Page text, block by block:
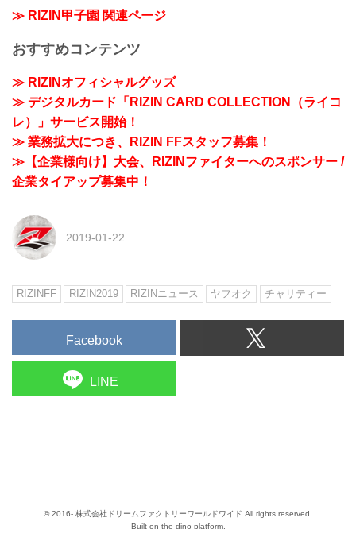
≫ RIZIN甲子園 関連ページ
おすすめコンテンツ
≫ RIZINオフィシャルグッズ
≫ デジタルカード「RIZIN CARD COLLECTION（ライコ
レ）」サービス開始！
≫ 業務拡大につき、RIZIN FFスタッフ募集！
≫【企業様向け】大会、RIZINファイターへのスポンサー /
企業タイアップ募集中！
2019-01-22
RIZINFF RIZIN2019 RIZINニュース ヤフオク チャリティー
Facebook
LINE
© 2016- 株式会社ドリームファクトリーワールドワイド All rights reserved.
Built on the dino platform.